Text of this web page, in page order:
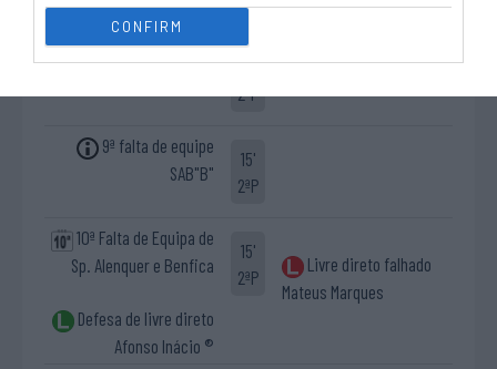
CONFIRM
Afonso Inácio ®
3-7 Afonso Santos
14'
2ªP
9ª falta de equipe
SAB"B"
15'
2ªP
10ª Falta de Equipa de
Sp. Alenquer e Benfica
Defesa de livre direto
Afonso Inácio ®
15'
2ªP
Livre direto falhado
Mateus Marques